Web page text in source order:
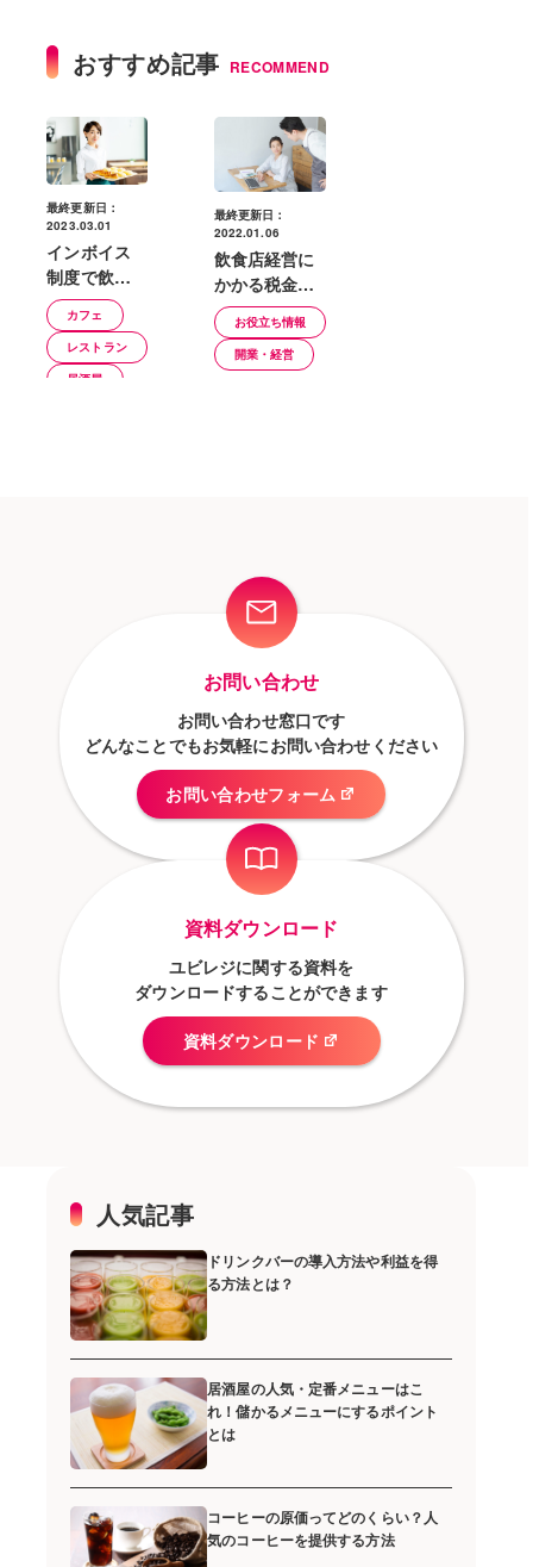
おすすめ記事 RECOMMEND
最終更新日：
2023.03.01
インボイス
制度で飲食
店が受ける
影響は？制
度の概要と
求められる
カフェ
レストラン
居酒屋
最終更新日：
2022.01.06
飲食店経営に
かかる税金と
は？知ってお
きたい消費税
の軽減税率
お役立ち情報
開業・経営
お問い合わせ
お問い合わせ窓口です
どんなことでもお気軽にお問い合わせください
お問い合わせフォーム
資料ダウンロード
ユビレジに関する資料を
ダウンロードすることができます
資料ダウンロード
人気記事
ドリンクバーの導入方法や利益を得
る方法とは？
居酒屋の人気・定番メニューはこ
れ！儲かるメニューにするポイント
とは
コーヒーの原価ってどのくらい？人
気のコーヒーを提供する方法